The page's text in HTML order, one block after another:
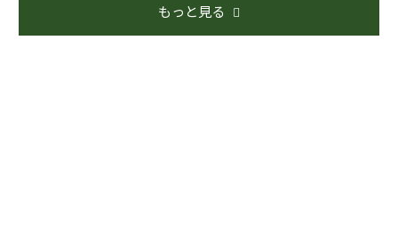
もっと見る